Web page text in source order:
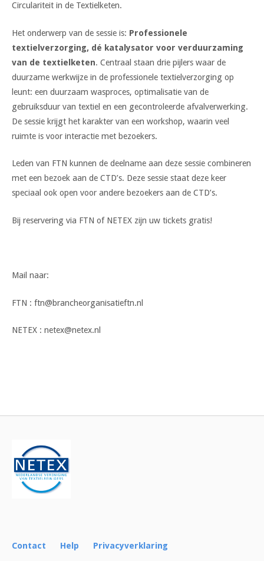
Circulariteit in de Textielketen.
Het onderwerp van de sessie is: Professionele
textielverzorging, dé katalysator voor verduurzaming
van de textielketen. Centraal staan drie pijlers waar de
duurzame werkwijze in de professionele textielverzorging op
leunt: een duurzaam wasproces, optimalisatie van de
gebruiksduur van textiel en een gecontroleerde afvalverwerking.
De sessie krijgt het karakter van een workshop, waarin veel
ruimte is voor interactie met bezoekers.
Leden van FTN kunnen de deelname aan deze sessie combineren
met een bezoek aan de CTD’s. Deze sessie staat deze keer
speciaal ook open voor andere bezoekers aan de CTD’s.
Bij reservering via FTN of NETEX zijn uw tickets gratis!
Mail naar:
FTN : ftn@brancheorganisatieftn.nl
NETEX : netex@netex.nl
navigatie
Contact Help Privacyverklaring